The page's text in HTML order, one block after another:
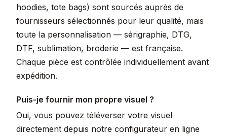
hoodies, tote bags) sont sourcés auprès de
fournisseurs sélectionnés pour leur qualité, mais
toute la personnalisation — sérigraphie, DTG,
DTF, sublimation, broderie — est française.
Chaque pièce est contrôlée individuellement avant
expédition.
Puis-je fournir mon propre visuel ?
Oui, vous pouvez téléverser votre visuel
directement depuis notre configurateur en ligne